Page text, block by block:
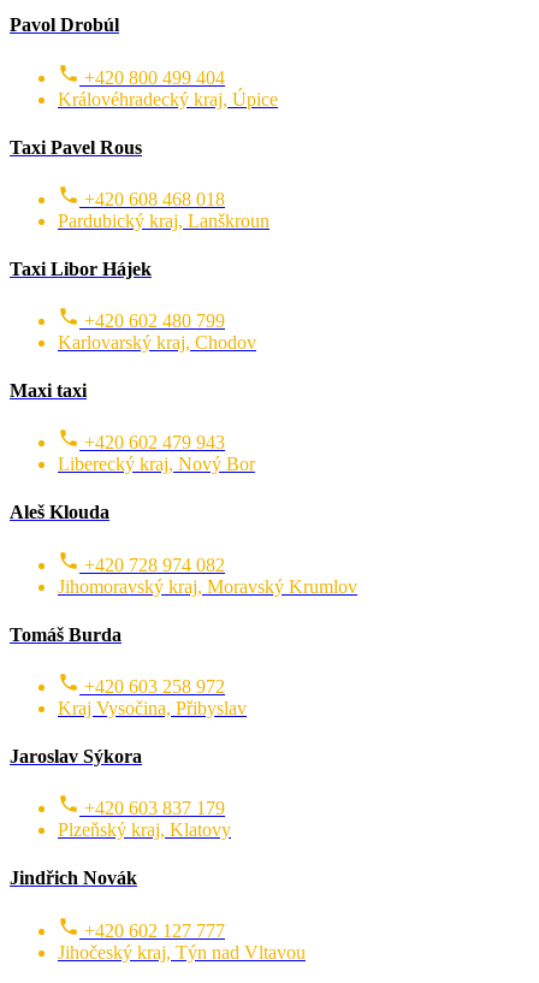
Pavol Drobúl
+420 800 499 404
Královéhradecký kraj, Úpice
Taxi Pavel Rous
+420 608 468 018
Pardubický kraj, Lanškroun
Taxi Libor Hájek
+420 602 480 799
Karlovarský kraj, Chodov
Maxi taxi
+420 602 479 943
Liberecký kraj, Nový Bor
Aleš Klouda
+420 728 974 082
Jihomoravský kraj, Moravský Krumlov
Tomáš Burda
+420 603 258 972
Kraj Vysočina, Přibyslav
Jaroslav Sýkora
+420 603 837 179
Plzeňský kraj, Klatovy
Jindřich Novák
+420 602 127 777
Jihočeský kraj, Týn nad Vltavou